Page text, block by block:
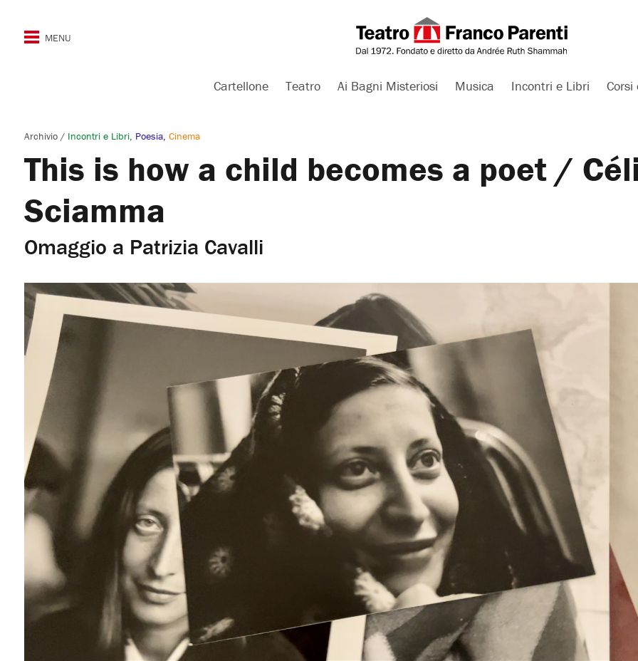
Cartellone Teatro Ai Bagni Misteriosi Musica Incontri e Libri
Archivio / Incontri e Libri Poesia Cinema
This is how a child becomes a poet /
Sciamma
Omaggio a Patrizia Cavalli